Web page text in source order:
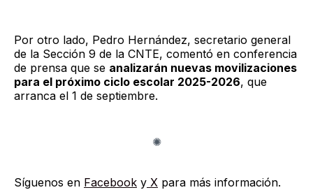
Por otro lado, Pedro Hernández, secretario general
de la Sección 9 de la CNTE, comentó en conferencia
de prensa que se analizarán nuevas movilizaciones
para el próximo ciclo escolar 2025-2026, que
arranca el 1 de septiembre.
Síguenos en Facebook y X para más información.